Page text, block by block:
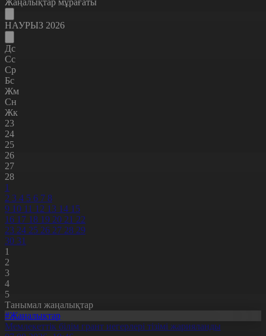
НАУРЫЗ 2026
Дс
Сс
Ср
Бс
Жм
Сн
Жк
23
24
25
26
27
28
1
2 3 4 5 6 7 8
9 10 11 12 13 14 15
16 17 18 19 20 21 22
23 24 25 26 27 28 29
30 31
1
2
3
4
5
Танымал жаңалықтар
#Жаңалықтар
Мемлекеттік білім грант иегерлері тізімі жарияланды